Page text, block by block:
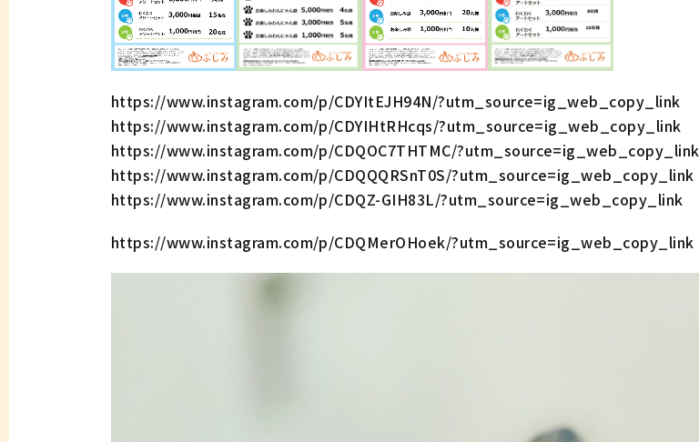
https://www.instagram.com/p/CDYItEJH94N/?utm_source=ig_web_copy_link
https://www.instagram.com/p/CDYIHtRHcqs/?utm_source=ig_web_copy_link
https://www.instagram.com/p/CDQOC7THTMC/?utm_source=ig_web_copy_link
https://www.instagram.com/p/CDQQQRSnT0S/?utm_source=ig_web_copy_link
https://www.instagram.com/p/CDQZ-GIH83L/?utm_source=ig_web_copy_link
https://www.instagram.com/p/CDQMerOHoek/?utm_source=ig_web_copy_link